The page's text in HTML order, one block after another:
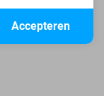
Accepteren